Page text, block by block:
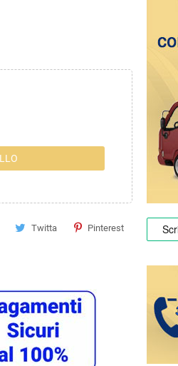
Twitta Pinterest